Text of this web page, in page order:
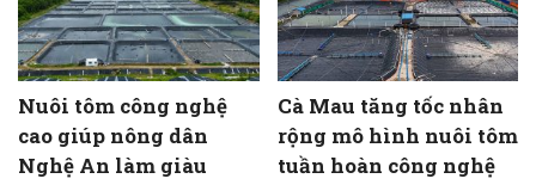
Nuôi tôm công nghệ
cao giúp nông dân
Nghệ An làm giàu
Cà Mau tăng tốc nhân
rộng mô hình nuôi tôm
tuần hoàn công nghệ